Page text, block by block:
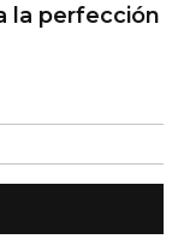
la perfección